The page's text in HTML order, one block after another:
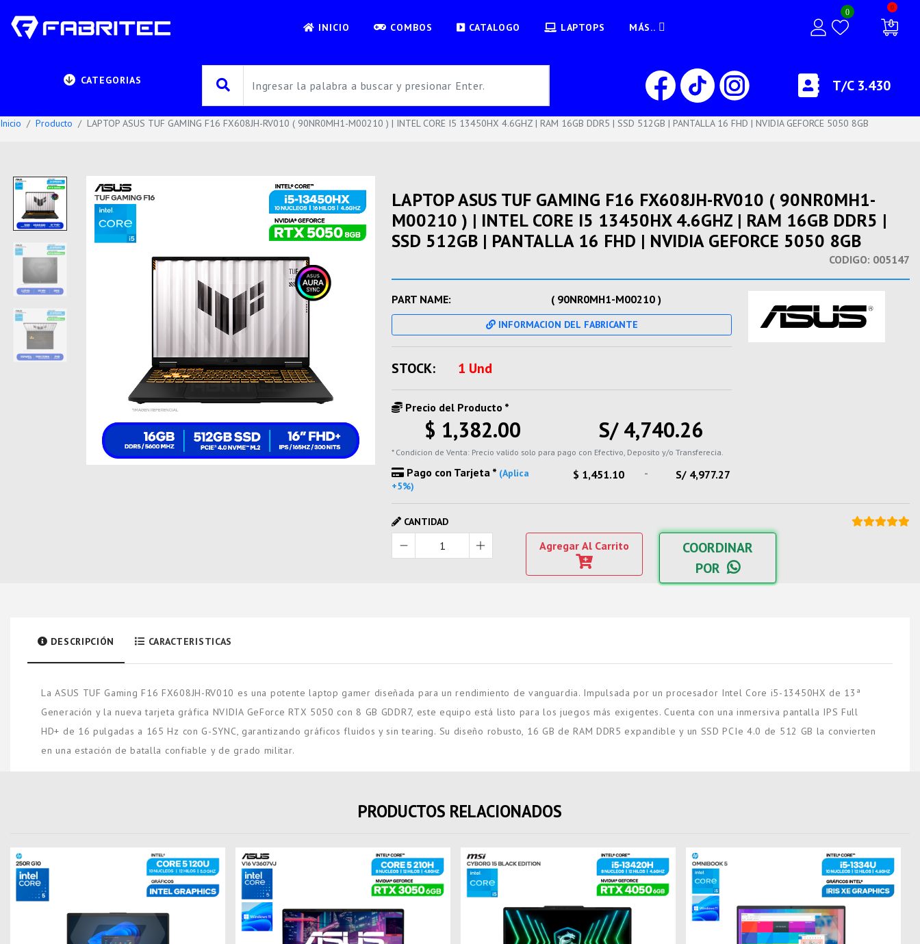
INICIO COMBOS CATALOGO LAPTOPS MÁS..
0
0
CATEGORIAS T/C 3.430
Inicio Producto LAPTOP ASUS TUF GAMING F16 FX608JH-RV010 ( 90NR0MH1-M00210 ) | INTEL CORE I5 13450HX 4.6GHZ | RAM 16GB DDR5 | SSD 512GB | PANTALLA 16 FHD | NVIDIA GEFORCE 5050 8GB
LAPTOP ASUS TUF GAMING F16 FX608JH-RV010 ( 90NR0MH1-
M00210 ) | INTEL CORE I5 13450HX 4.6GHZ | RAM 16GB DDR5 |
SSD 512GB | PANTALLA 16 FHD | NVIDIA GEFORCE 5050 8GB
CODIGO: 005147
PART NAME: ( 90NR0MH1-M00210 )
INFORMACION DEL FABRICANTE
STOCK: 1 Und
Precio del Producto *
$ 1,382.00 S/ 4,740.26
* Condicion de Venta: Precio valido solo para pago con Efectivo, Deposito y/o Transferecia.
Pago con Tarjeta * (Aplica
+5%)
$ 1,451.10 - S/ 4,977.27
CANTIDAD
Agregar Al Carrito
COORDINAR
POR
DESCRIPCIÓN CARACTERISTICAS
La ASUS TUF Gaming F16 FX608JH-RV010 es una potente laptop gamer diseñada para un rendimiento de vanguardia. Impulsada por un procesador Intel Core i5-13450HX de 13ª
Generación y la nueva tarjeta gráfica NVIDIA GeForce RTX 5050 con 8 GB GDDR7, este equipo está listo para los juegos más exigentes. Cuenta con una inmersiva pantalla IPS Full
HD+ de 16 pulgadas a 165 Hz con G-SYNC, garantizando gráficos fluidos y sin tearing. Su diseño robusto, 16 GB de RAM DDR5 expandible y un SSD PCIe 4.0 de 512 GB la convierten
en una estación de batalla confiable y de grado militar.
PRODUCTOS RELACIONADOS